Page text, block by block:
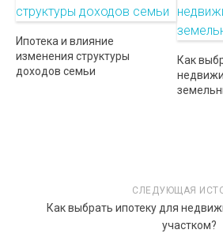
Ипотека и влияние
изменения структуры
доходов семьи
Как
СЛЕДУЮЩАЯ
Как выбрать ипотеку для
участком?